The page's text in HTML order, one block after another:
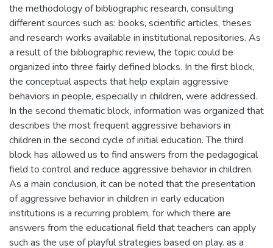
the methodology of bibliographic research, consulting
different sources such as: books, scientific articles, theses
and research works available in institutional repositories. As
a result of the bibliographic review, the topic could be
organized into three fairly defined blocks. In the first block,
the conceptual aspects that help explain aggressive
behaviors in people, especially in children, were addressed.
In the second thematic block, information was organized that
describes the most frequent aggressive behaviors in
children in the second cycle of initial education. The third
block has allowed us to find answers from the pedagogical
field to control and reduce aggressive behavior in children.
As a main conclusion, it can be noted that the presentation
of aggressive behavior in children in early education
institutions is a recurring problem, for which there are
answers from the educational field that teachers can apply
such as the use of playful strategies based on play. as a